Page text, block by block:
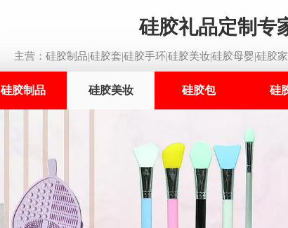
硅胶礼品定制专
主营：硅胶制品|硅胶套|硅胶手环|硅胶美妆|硅胶母婴|硅胶
硅胶制品 硅胶美妆 硅胶包 硅